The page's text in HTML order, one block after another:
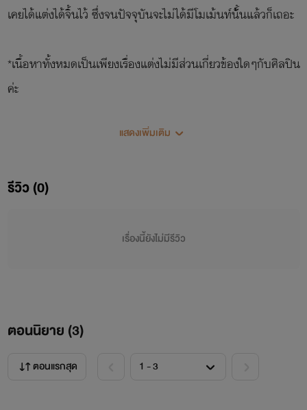
เคยได้แต่งได้จิ้นไว้ ซึ่งจนปัจจุบันจะไม่ได้มีโมเม้นท์นั้้นแล้วก็เถอะ
*เนื้อหาทั้งหมดเป็นเพียงเรื่องแต่งไม่มีส่วนเกี่ยวข้องใดๆกับศิลปิน
ค่ะ
แสดงเพิ่มเติม
รีวิว (0)
เรื่องนี้ยังไม่มีรีวิว
ตอนนิยาย (3)
ตอนแรกสุด